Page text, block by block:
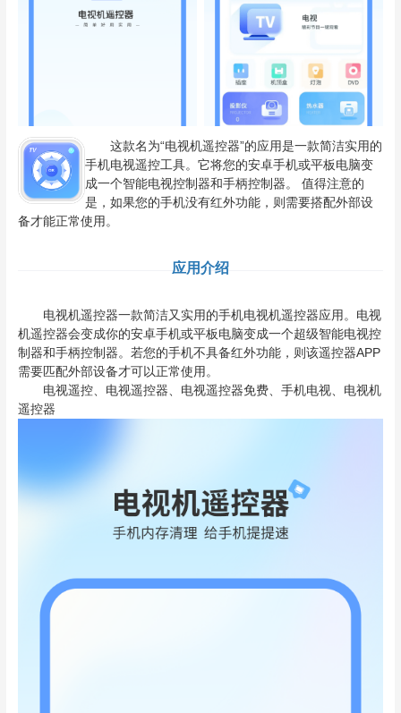
这款名为“电视机遥控器”的应用是一款简洁实用的
手机电视遥控工具。它将您的安卓手机或平板电脑变
成一个智能电视控制器和手柄控制器。 值得注意的
是，如果您的手机没有红外功能，则需要搭配外部设
备才能正常使用。
应用介绍
电视机遥控器一款简洁又实用的手机电视机遥控器应用。电视
机遥控器会变成你的安卓手机或平板电脑变成一个超级智能电视控
制器和手柄控制器。若您的手机不具备红外功能，则该遥控器APP
需要匹配外部设备才可以正常使用。
电视遥控、电视遥控器、电视遥控器免费、手机电视、电视机
遥控器